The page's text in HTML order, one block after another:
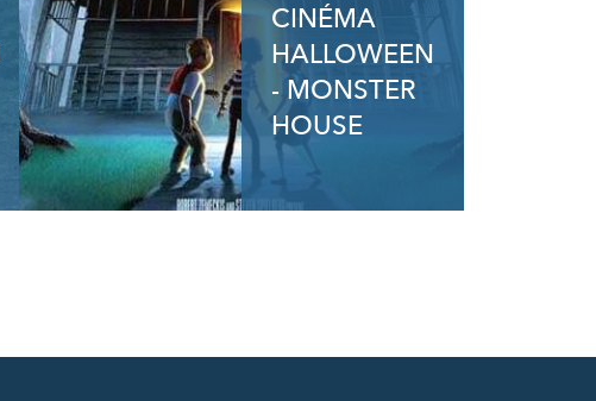
CINÉMA
HALLOWEEN
- MONSTER
HOUSE